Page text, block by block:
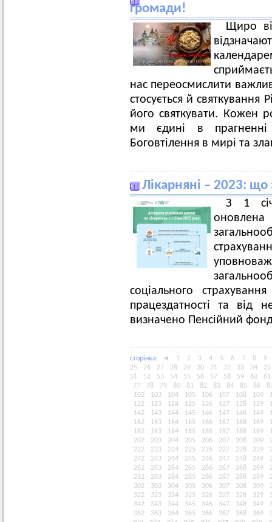
громади!
Щиро
нас переосмислити
стосується й святкування
його святкувати. Кожен
ми єдині в прагненні
Боговтілення в мирі та
Лікарняні – 2023: що
З 1
соціального
працездатності та від
визначено Пенсійний
сторiнка: ◄ 1 2 3 4 5 6 7 8
9
25
26 27 28 29 30 31 32 33 34
35
51
52 53 54 55 56 57 58 59 60
61
77
78 79 80 81 82 83 84 85 86
102
103 104 105 106 107 108 109
122
123 124 125 126 127 128 129
142
143 144 145 146 147 148 149
162
163 164 165 166 167 168 169
182
183 184 185 186 187 188 189
202
203 204 205 206 207 208 209
222
223 224 225 226 227 228 229
242
243 244 245 246 247 248 249
262
263 264 265 266 267 268 269
282
283 284 285 286 287 288 289
302
303 304 305 306 307 308 309
322
323 324 325 326 327 328 329
342
343 344 345 346 347 348 349
362
363 364 365 366 367 368 369